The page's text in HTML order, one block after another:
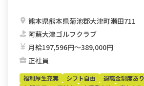
熊本県熊本県菊池郡大津町瀬田711
阿蘇大津ゴルフクラブ
月給197,596円〜389,000円
正社員
福利厚生充実 シフト自由 退職金制度あり